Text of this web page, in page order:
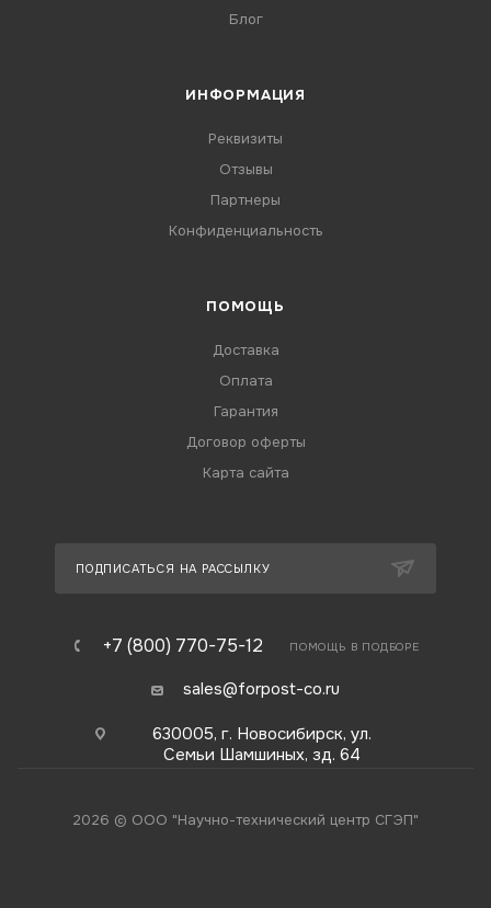
Блог
ИНФОРМАЦИЯ
Реквизиты
Отзывы
Партнеры
Конфиденциальность
ПОМОЩЬ
Доставка
Оплата
Гарантия
Договор оферты
Карта сайта
ПОДПИСАТЬСЯ НА РАССЫЛКУ
+7 (800) 770-75-12 ПОМОЩЬ В ПОДБОРЕ
sales@forpost-co.ru
630005, г. Новосибирск, ул.
Семьи Шамшиных, зд. 64
2026 © ООО "Научно-технический центр СГЭП"